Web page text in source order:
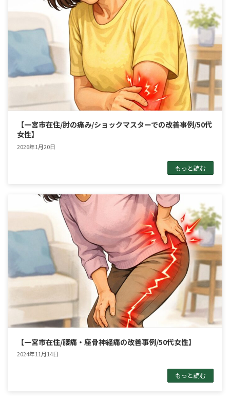
【一宮市在住/肘の痛み/ショックマスターでの改善事例/50代
女性】
2026年1月20日
もっと読む
【一宮市在住/腰痛・座骨神経痛の改善事例/50代女性】
2024年11月14日
もっと読む